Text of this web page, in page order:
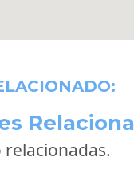
relacionadas.